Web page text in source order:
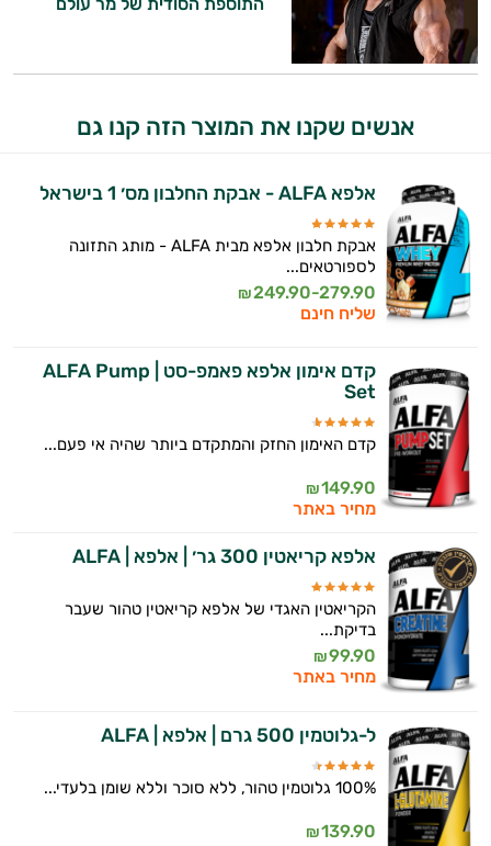
משקאות
לספורטאים
אנשים שקנו את המוצר הזה קנו גם
אלפא ALFA - אבקת החלבון מס׳ 1 בישראל
אבקת חלבון אלפא מבית ALFA - מותג התזונה
לספורטאים...
249.90-279.90
₪
שליח חינם
קדם אימון אלפא פאמפ-סט | ALFA Pump
Set
קדם האימון החזק והמתקדם ביותר שהיה אי פעם...
149.90
₪
מחיר באתר
אלפא קריאטין 300 גר׳ | אלפא | ALFA
הקריאטין האגדי של אלפא קריאטין טהור שעבר
בדיקת...
99.90
₪
מחיר באתר
ל-גלוטמין 500 גרם | אלפא | ALFA
100% גלוטמין טהור, ללא סוכר וללא שומן בלעדי...
139.90
₪
התשובות שלי מבוססות על מאגרי מידע קליניים
וספרות מקצועית בתחומי הרפואה הטבעית
אני כאן כדי לעזור לך להתאים את תוספי
ולמצב הגופני שלך, ולהסביר לך אילו רכיבים
עובדים יחד כדי למקסם תוצאות גם בחיי היום
יום וגם בתחום הכושר והספורט.
המטרה שלי היא להתאים עבורך המלצות
אישיות מבוססות מדעית.
זה הזמן להתחיל. איך אוכל לעזור?